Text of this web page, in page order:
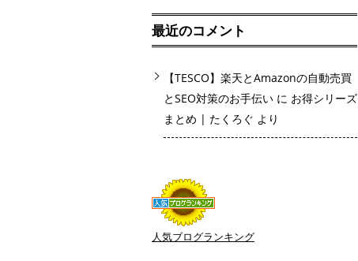
最近のコメント
【TESCO】楽天とAmazonの自動売買
とSEO対策のお手伝い に お得シリーズ
まとめ | たくろぐ より
人気ブログランキング